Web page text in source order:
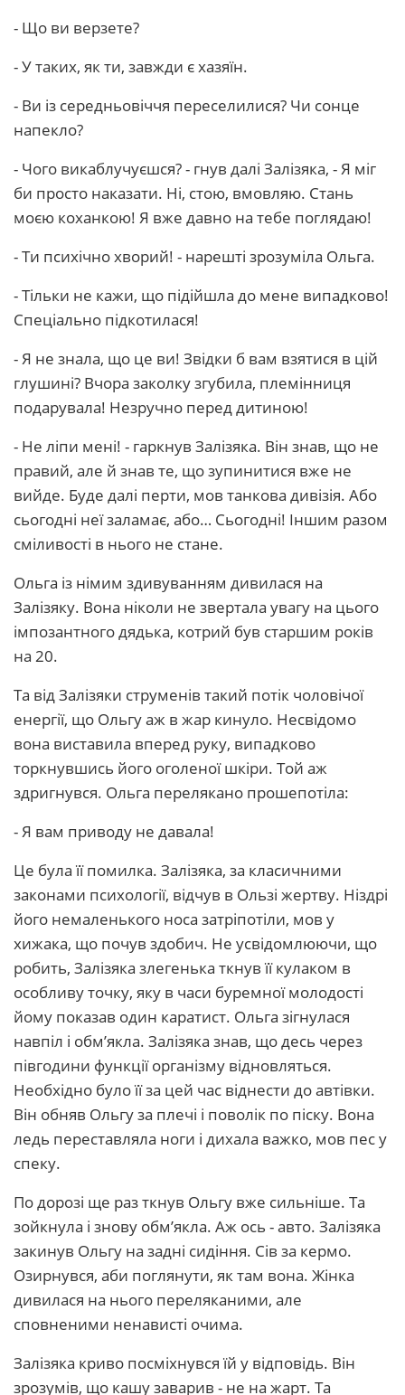
- Що ви верзете?
- У таких, як ти, завжди є хазяїн.
- Ви із середньовіччя переселилися? Чи сонце
напекло?
- Чого викаблучуєшся? - гнув далі Залізяка, - Я міг
би просто наказати. Ні, стою, вмовляю. Стань
моєю коханкою! Я вже давно на тебе поглядаю!
- Ти психічно хворий! - нарешті зрозуміла Ольга.
- Тільки не кажи, що підійшла до мене випадково!
Спеціально підкотилася!
- Я не знала, що це ви! Звідки б вам взятися в цій
глушині? Вчора заколку згубила, племінниця
подарувала! Незручно перед дитиною!
- Не ліпи мені! - гаркнув Залізяка. Він знав, що не
правий, але й знав те, що зупинитися вже не
вийде. Буде далі перти, мов танкова дивізія. Або
сьогодні неї заламає, або… Сьогодні! Іншим разом
сміливості в нього не стане.
Ольга із німим здивуванням дивилася на
Залізяку. Вона ніколи не звертала увагу на цього
імпозантного дядька, котрий був старшим років
на 20.
Та від Залізяки струменів такий потік чоловічої
енергії, що Ольгу аж в жар кинуло. Несвідомо
вона виставила вперед руку, випадково
торкнувшись його оголеної шкіри. Той аж
здригнувся. Ольга перелякано прошепотіла:
- Я вам приводу не давала!
Це була її помилка. Залізяка, за класичними
законами психології, відчув в Ользі жертву. Ніздрі
його немаленького носа затріпотіли, мов у
хижака, що почув здобич. Не усвідомлюючи, що
робить, Залізяка злегенька ткнув її кулаком в
особливу точку, яку в часи буремної молодості
йому показав один каратист. Ольга зігнулася
навпіл і обм’якла. Залізяка знав, що десь через
півгодини функції організму відновляться.
Необхідно було її за цей час віднести до автівки.
Він обняв Ольгу за плечі і поволік по піску. Вона
ледь переставляла ноги і дихала важко, мов пес у
спеку.
По дорозі ще раз ткнув Ольгу вже сильніше. Та
зойкнула і знову обм’якла. Аж ось - авто. Залізяка
закинув Ольгу на задні сидіння. Сів за кермо.
Озирнувся, аби поглянути, як там вона. Жінка
дивилася на нього переляканими, але
сповненими ненависті очима.
Залізяка криво посміхнувся їй у відповідь. Він
зрозумів, що кашу заварив - не на жарт. Та